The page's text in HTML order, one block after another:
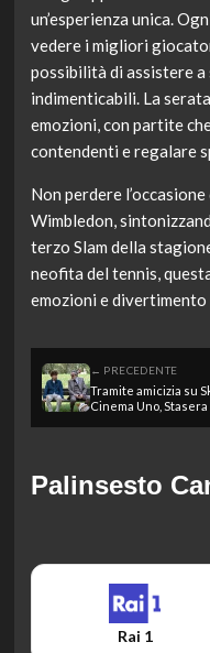
un’esperienza unica.
vedere i migliori
possibilità di assistere a
indimenticabili. La
emozioni, con partite
contendenti e regalare
Non perdere
Wimbledon,
terzo Slam della
neofita del tennis,
emozioni e
← PRECEDENTE
Tramite amicizia su
Cinema Uno, Stasera
Palinsesto
Rai 1